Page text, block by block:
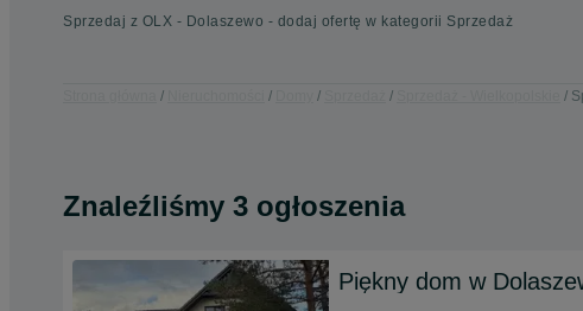
Sprzedaj z OLX - Dolaszewo - dodaj ofertę w kategorii Sprzedaż
Znaleźliśmy 3 ogłoszenia
Piękny dom w